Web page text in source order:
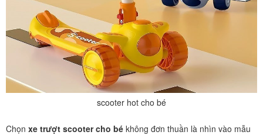
scooter hot cho bé
Chọn xe trượt scooter cho bé không đơn thuần là nhìn vào mẫu